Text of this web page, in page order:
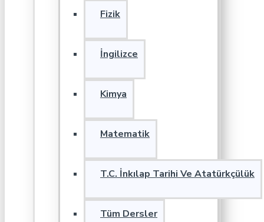
Fizik
İngilizce
Kimya
Matematik
T.C. İnkılap Tarihi Ve Atatürkçülük
Tüm Dersler